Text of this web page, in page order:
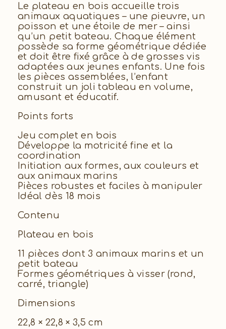
Le plateau en bois accueille trois
animaux aquatiques – une pieuvre, un
poisson et une étoile de mer – ainsi
qu’un petit bateau. Chaque élément
possède sa forme géométrique dédiée
et doit être fixé grâce à de grosses vis
adaptées aux jeunes enfants. Une fois
les pièces assemblées, l’enfant
construit un joli tableau en volume,
amusant et éducatif.
Points forts
Jeu complet en bois
Développe la motricité fine et la
coordination
Initiation aux formes, aux couleurs et
aux animaux marins
Pièces robustes et faciles à manipuler
Idéal dès 18 mois
Contenu
Plateau en bois
11 pièces dont 3 animaux marins et un
petit bateau
Formes géométriques à visser (rond,
carré, triangle)
Dimensions
22,8 × 22,8 × 3,5 cm